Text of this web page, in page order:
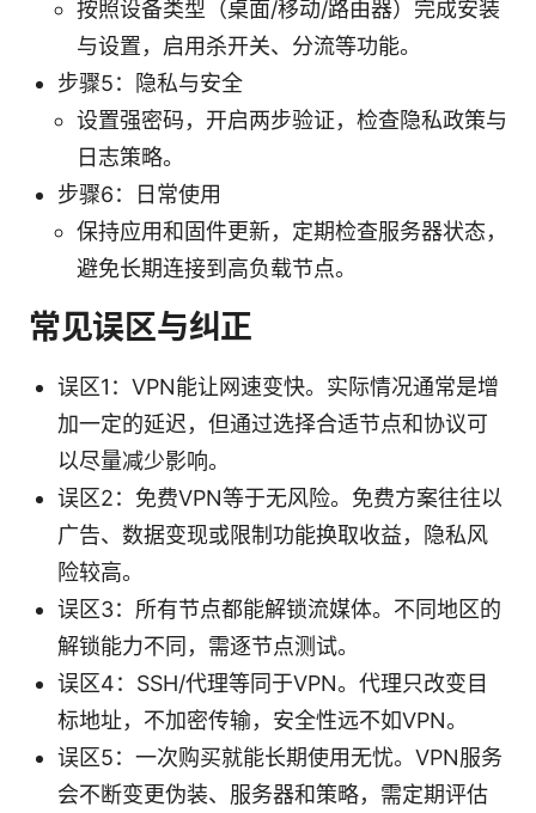
按照设备类型（桌面/移动/路由器）完成安装
与设置，启用杀开关、分流等功能。
步骤5：隐私与安全
设置强密码，开启两步验证，检查隐私政策与
日志策略。
步骤6：日常使用
保持应用和固件更新，定期检查服务器状态，
避免长期连接到高负载节点。
常见误区与纠正
误区1：VPN能让网速变快。实际情况通常是增
加一定的延迟，但通过选择合适节点和协议可
以尽量减少影响。
误区2：免费VPN等于无风险。免费方案往往以
广告、数据变现或限制功能换取收益，隐私风
险较高。
误区3：所有节点都能解锁流媒体。不同地区的
解锁能力不同，需逐节点测试。
误区4：SSH/代理等同于VPN。代理只改变目
标地址，不加密传输，安全性远不如VPN。
误区5：一次购买就能长期使用无忧。VPN服务
会不断变更伪装、服务器和策略，需定期评估